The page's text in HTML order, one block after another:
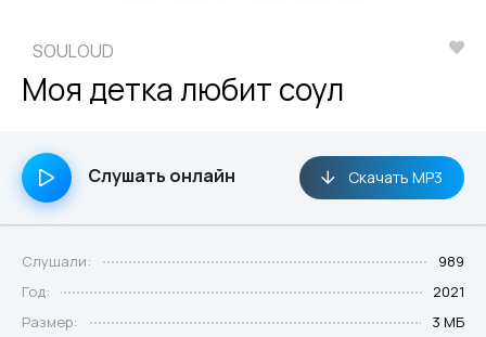
SOULOUD
Моя детка любит соул
Слушать онлайн Скачать MP3
Слушали:
989
Год:
2021
Размер:
3 МБ